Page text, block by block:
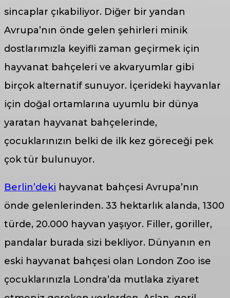
sincaplar çıkabiliyor. Diğer bir yandan
Avrupa’nın önde gelen şehirleri minik
dostlarımızla keyifli zaman geçirmek için
hayvanat bahçeleri ve akvaryumlar gibi
birçok alternatif sunuyor. İçerideki hayvanlar
için doğal ortamlarına uyumlu bir dünya
yaratan hayvanat bahçelerinde,
çocuklarınızın belki de ilk kez göreceği pek
çok tür bulunuyor.
Berlin’deki hayvanat bahçesi Avrupa’nın
önde gelenlerinden. 33 hektarlık alanda, 1300
türde, 20.000 hayvan yaşıyor. Filler, goriller,
pandalar burada sizi bekliyor. Dünyanın en
eski hayvanat bahçesi olan London Zoo ise
çocuklarınızla Londra’da mutlaka ziyaret